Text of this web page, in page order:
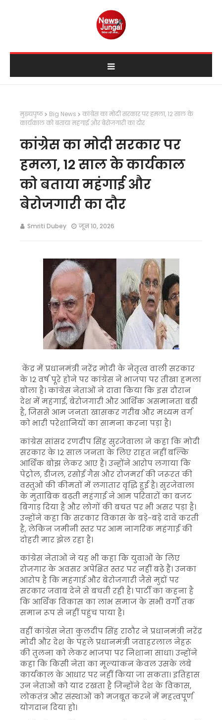
मुख्यपृष्ठ Big News
कांग्रेस का मोदी सरकार पर हमला, 12 साल के
कार्यकाल को बताया महंगाई और बेरोजगारी का दौर
कांग्रेस का मोदी सरकार पर
हमला, 12 साल के कार्यकाल
को बताया महंगाई और
बेरोजगारी का दौर
Smriti Dubey जून 10, 2026
केंद्र में प्रधानमंत्री नरेंद्र मोदी के नेतृत्व वाली सरकार
के 12 वर्ष पूरे होने पर कांग्रेस ने भाजपा पर तीखा हमला
बोला है। कांग्रेस नेताओं ने दावा किया कि इस दौरान
देश में महंगाई, बेरोजगारी और आर्थिक असमानता बढ़ी
है, जिससे आम जनता खासकर गरीब और मध्यम वर्ग
को भारी परेशानियों का सामना करना पड़ा है।
कांग्रेस सांसद रणदीप सिंह सुरजेवाला ने कहा कि मोदी
सरकार के 12 साल जनता के लिए राहत नहीं बल्कि
आर्थिक बोझ लेकर आए हैं। उन्होंने आरोप लगाया कि
पेट्रोल, डीजल, रसोई गैस और रोजमर्रा की जरूरत की
वस्तुओं की कीमतों में लगातार वृद्धि हुई है। सुरजेवाला
के मुताबिक बढ़ती महंगाई ने आम परिवारों का बजट
बिगाड़ दिया है और लोगों की बचत पर भी असर पड़ा है।
उन्होंने कहा कि सरकार विकास के बड़े-बड़े दावे करती
है, लेकिन जमीनी स्तर पर आम नागरिक महंगाई की
दोहरी मार झेल रहा है।
कांग्रेस नेताओं ने यह भी कहा कि युवाओं के लिए
रोजगार के अवसर अपेक्षित स्तर पर नहीं बढ़े हैं। उनका
आरोप है कि महंगाई और बेरोजगारी जैसे मुद्दों पर
सरकार जवाब देने से बचती रही है। पार्टी का कहना है
कि आर्थिक विकास का लाभ समाज के सभी वर्गों तक
समान रूप से नहीं पहुंच पाया है।
वहीं कांग्रेस नेता कुलदीप सिंह राठौर ने प्रधानमंत्री नरेंद्र
मोदी और देश के पहले प्रधानमंत्री जवाहरलाल नेहरू
की तुलना को लेकर भाजपा पर निशाना साधा। उन्होंने
कहा कि किसी नेता का मूल्यांकन केवल उसके लंबे
कार्यकाल के आधार पर नहीं किया जा सकता। इतिहास
उन नेताओं को याद रखता है जिन्होंने देश के विकास,
लोकतंत्र और संस्थाओं को मजबूत करने में महत्वपूर्ण
योगदान दिया हो।